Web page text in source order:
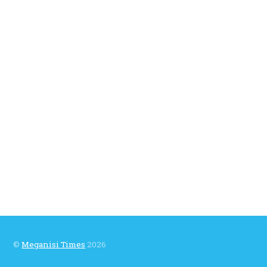
©Meganisi Times 2026